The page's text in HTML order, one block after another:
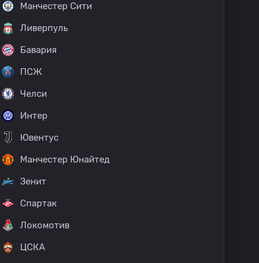
Манчестер Сити
Ливерпуль
Бавария
ПСЖ
Челси
Интер
Ювентус
Манчестер Юнайтед
Зенит
Спартак
Локомотив
ЦСКА